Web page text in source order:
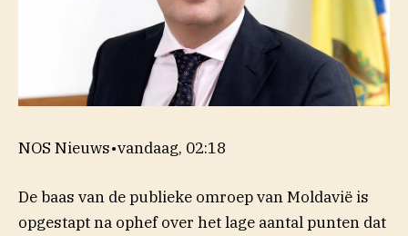
NOS Nieuws•vandaag, 02:18
De baas van de publieke omroep van Moldavië is
opgestapt na ophef over het lage aantal punten dat